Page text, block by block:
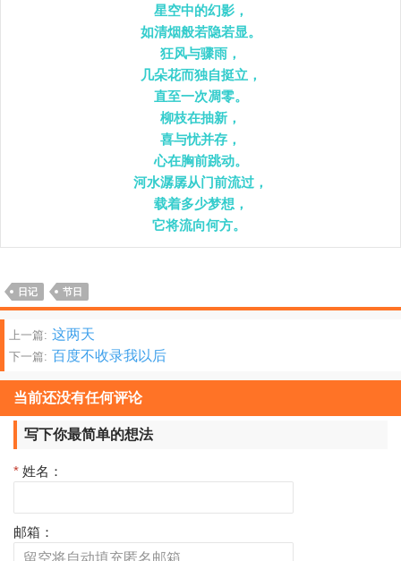
星空中的幻影，
如清烟般若隐若显。
狂风与骤雨，
几朵花而独自挺立，
直至一次凋零。
柳枝在抽新，
喜与忧并存，
心在胸前跳动。
河水潺孱从门前流过，
载着多少梦想，
它将流向何方。
日记 节日
文
章
分
页
上一篇: 这两天
下一篇: 百度不收录我以后
当前还没有任何评论
写下你最简单的想法
* 姓名：
邮箱：